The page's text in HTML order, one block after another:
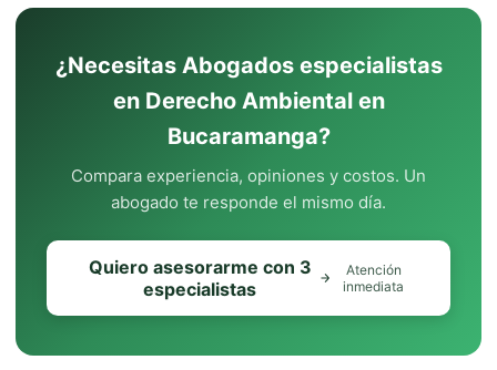
¿Necesitas Abogados especialistas
en Derecho Ambiental en
Bucaramanga?
Compara experiencia, opiniones y costos. Un
abogado te responde el mismo día.
Quiero asesorarme con 3
especialistas
Atención
inmediata